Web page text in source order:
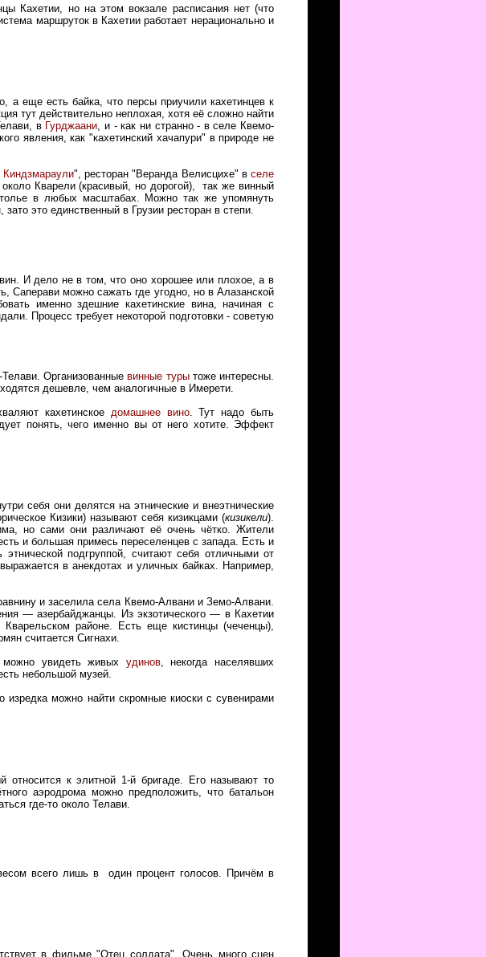
Кахетии, но на этом вокзале расписания нет (что
маршруток в Кахетии работает нерационально и
а еще есть байка, что персы приучили кахетинцев к
тут действительно неплохая, хотя её сложно найти
в Гурджаани, и - как ни странно - в селе Квемо-
явления, как "кахетинский хачапури" в природе не
Киндзмараули", ресторан "Веранда Велисцихе" вселе
Кварели (красивый, но дорогой), так же винный
в любых масштабах. Можно так же упомянуть
это единственный в Грузии ресторан в степи.
И дело не в том, что оно хорошее или плохое, а в
Саперави можно сажать где угодно, но в Алазанской
именно здешние кахетинские вина, начиная с
Процесс требует некоторой подготовки - советую
Телави. Организованныевинные турытоже интересны.
дешевле, чем аналогичные в Имерети.
кахетинское домашнее вино. Тут надо быть
понять, чего именно вы от него хотите. Эффект
себя они делятся на этнические и внеэтнические
Кизики) называют себя кизикцами (кизикели).
но сами они различают её очень чётко. Жители
и большая примесь переселенцев с запада. Есть и
подгруппой, считают себя отличными от
в анекдотах и уличных байках. Например,
и заселила села Квемо-Алвани и Земо-Алвани.
— азербайджанцы. Из экзотического — в Кахетии
Кварельском районе. Есть еще кистинцы (чеченцы),
считается Сигнахи.
увидеть живых удинов, некогда населявших
небольшой музей.
изредка можно найти скромные киоски с сувенирами
относится к элитной 1-й бригаде. Его называют то
аэродрома можно предположить, что батальон
где-то около Телави.
всего лишь в один процент голосов. Причём в
в фильме "Отец солдата". Очень много сцен